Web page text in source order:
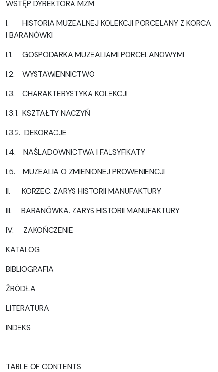
WSTĘP DYREKTORA MZM
I. HISTORIA MUZEALNEJ KOLEKCJI PORCELANY Z KORCA
I BARANÓWKI
I.1. GOSPODARKA MUZEALIAMI PORCELANOWYMI
I.2. WYSTAWIENNICTWO
I.3. CHARAKTERYSTYKA KOLEKCJI
I.3.1. KSZTAŁTY NACZYŃ
I.3.2. DEKORACJE
I.4. NAŚLADOWNICTWA I FALSYFIKATY
I.5. MUZEALIA O ZMIENIONEJ PROWENIENCJI
II. KORZEC. ZARYS HISTORII MANUFAKTURY
III. BARANÓWKA. ZARYS HISTORII MANUFAKTURY
IV. ZAKOŃCZENIE
KATALOG
BIBLIOGRAFIA
ŹRÓDŁA
LITERATURA
INDEKS
TABLE OF CONTENTS